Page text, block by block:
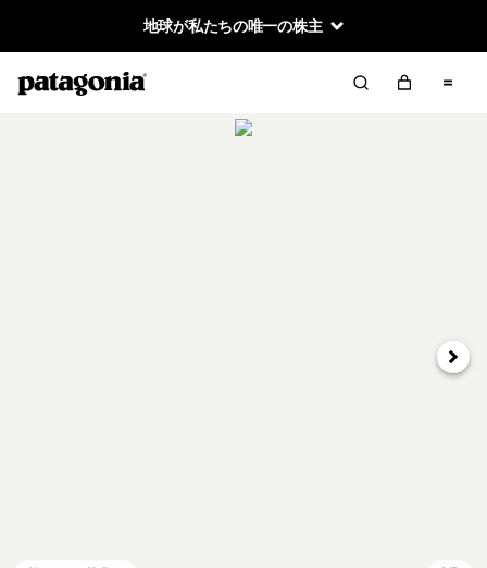
地球が私たちの唯一の株主
次へ